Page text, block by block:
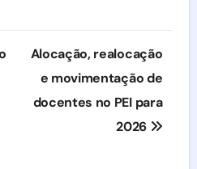
Alocação, realocação
e movimentação de
docentes no PEI para
2026